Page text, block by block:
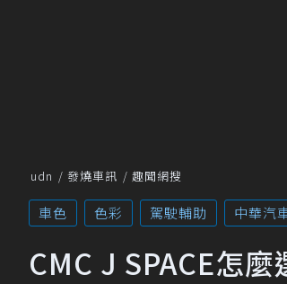
udn 發燒車訊 趣聞網搜
車色 色彩 駕駛輔助 中華汽
CMC J SPACE怎